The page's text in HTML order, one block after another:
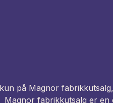
på Magnor
Magnor fabrikkutsalg er en